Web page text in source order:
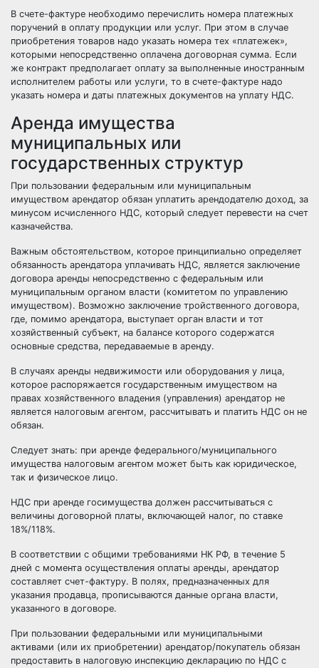
В счете-фактуре необходимо перечислить номера платежных
поручений в оплату продукции или услуг. При этом в случае
приобретения товаров надо указать номера тех «платежек»,
которыми непосредственно оплачена договорная сумма. Если
же контракт предполагает оплату за выполненные иностранным
исполнителем работы или услуги, то в счете-фактуре надо
указать номера и даты платежных документов на уплату НДС.
Аренда имущества
муниципальных или
государственных структур
При пользовании федеральным или муниципальным
имуществом арендатор обязан уплатить арендодателю доход, за
минусом исчисленного НДС, который следует перевести на счет
казначейства.
Важным обстоятельством, которое принципиально определяет
обязанность арендатора уплачивать НДС, является заключение
договора аренды непосредственно с федеральным или
муниципальным органом власти (комитетом по управлению
имуществом). Возможно заключение тройственного договора,
где, помимо арендатора, выступает орган власти и тот
хозяйственный субъект, на балансе которого содержатся
основные средства, передаваемые в аренду.
В случаях аренды недвижимости или оборудования у лица,
которое распоряжается государственным имуществом на
правах хозяйственного владения (управления) арендатор не
является налоговым агентом, рассчитывать и платить НДС он не
обязан.
Следует знать: при аренде федерального/муниципального
имущества налоговым агентом может быть как юридическое,
так и физическое лицо.
НДС при аренде госимущества должен рассчитываться с
величины договорной платы, включающей налог, по ставке
18%/118%.
В соответствии с общими требованиями НК РФ, в течение 5
дней с момента осуществления оплаты аренды, арендатор
составляет счет-фактуру. В полях, предназначенных для
указания продавца, прописываются данные органа власти,
указанного в договоре.
При пользовании федеральными или муниципальными
активами (или их приобретении) арендатор/покупатель обязан
предоставить в налоговую инспекцию декларацию по НДС с